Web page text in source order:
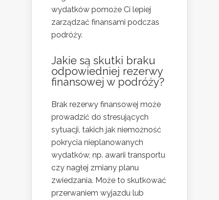
wydatków pomoże Ci lepiej
zarządzać finansami podczas
podróży.
Jakie są skutki braku
odpowiedniej rezerwy
finansowej w podróży?
Brak rezerwy finansowej może
prowadzić do stresujących
sytuacji, takich jak niemożność
pokrycia nieplanowanych
wydatków, np. awarii transportu
czy nagłej zmiany planu
zwiedzania. Może to skutkować
przerwaniem wyjazdu lub